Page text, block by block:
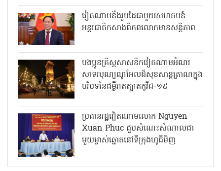
វៀតណាមនឹងរួមដៃជាមួយសហគមន៍
អន្តរជាតិកសាងពិភពលោកមានសន្តិភាព
បងប្អូនគ្រិស្តសាសនិកវៀតណាមអំណរ
សាទរបុណ្យណូអែលដ៏សុខសាន្តត្រាណក្នុង
បរិបទនៃជម្ងឺរាតត្បាតកូវីដ-១៩
ប្រធានរដ្ឋវៀតណាមលោក Nguyen
Xuan Phuc ជួបសំណេះសំណាលជា
មួយម្ចាស់ឆ្នោតនៅទីក្រុងហូជីមិញ